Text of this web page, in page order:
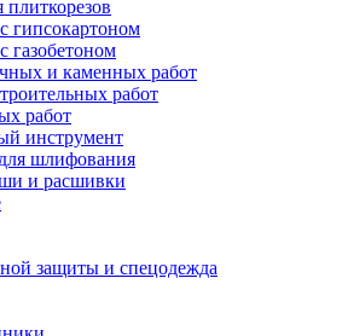
гипсокартоном
газобетоном
и каменных работ
работ
работ
инструмент
шлифования
и расшивки
защиты и спецодежда